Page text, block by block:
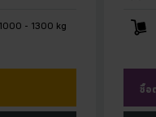
1000 - 1300 kg
ซื้อ